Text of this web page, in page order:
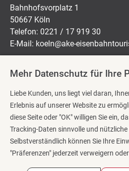
Bahnhofsvorplatz 1
50667 Köln
Telefon: 0221 / 17 919 30
E-Mail: koeln@ake-
Öffnungszeiten:
Montag bis Freitag: 10:00 Uhr –
Samstag: 10:00 Uhr – 14:00 Uhr
Reisekategorien
Mehr Datenschutz für Ihre
Liebe Kunden, uns liegt viel daran,
Erlebnis auf unserer Website zu
diese Seite oder "OK" willigen Sie ein,
Tracking-Daten sinnvolle und
Selbstverständlich können Sie Ihre
"Präferenzen" jederzeit verweigern